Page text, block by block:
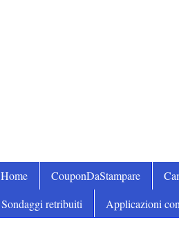
Home CouponDaStampare
Sondaggi retribuiti
Applicazioni